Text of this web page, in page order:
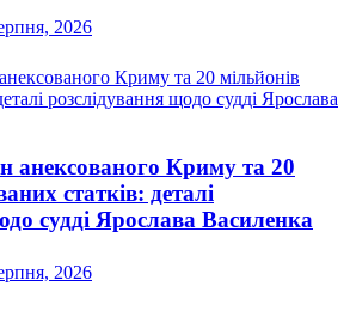
2026
анексованого Криму та 20
статків: деталі
судді Ярослава Василенка
2026